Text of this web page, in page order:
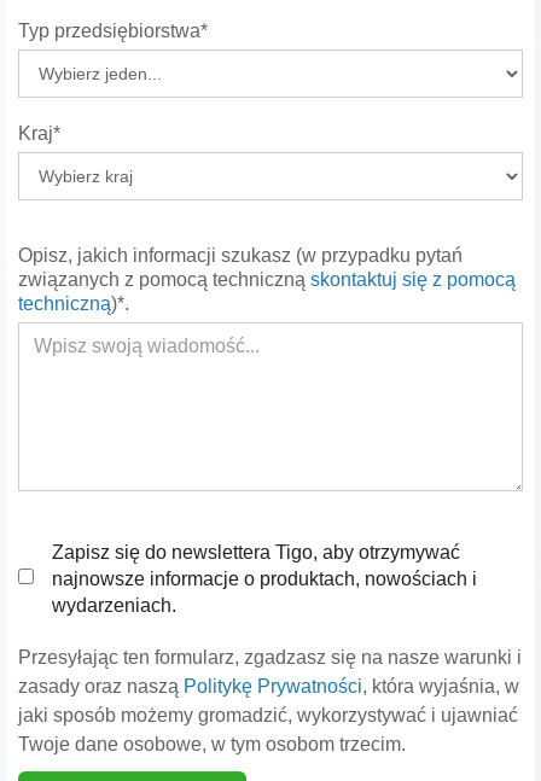
Typ przedsiębiorstwa*
Kraj*
Opisz, jakich informacji szukasz (w przypadku pytań
związanych z pomocą techniczną skontaktuj się z pomocą
techniczną)*.
Zapisz się do newslettera Tigo, aby otrzymywać
najnowsze informacje o produktach, nowościach i
wydarzeniach.
Przesyłając ten formularz, zgadzasz się na nasze warunki i
zasady oraz naszą Politykę Prywatności, która wyjaśnia, w
jaki sposób możemy gromadzić, wykorzystywać i ujawniać
Twoje dane osobowe, w tym osobom trzecim.